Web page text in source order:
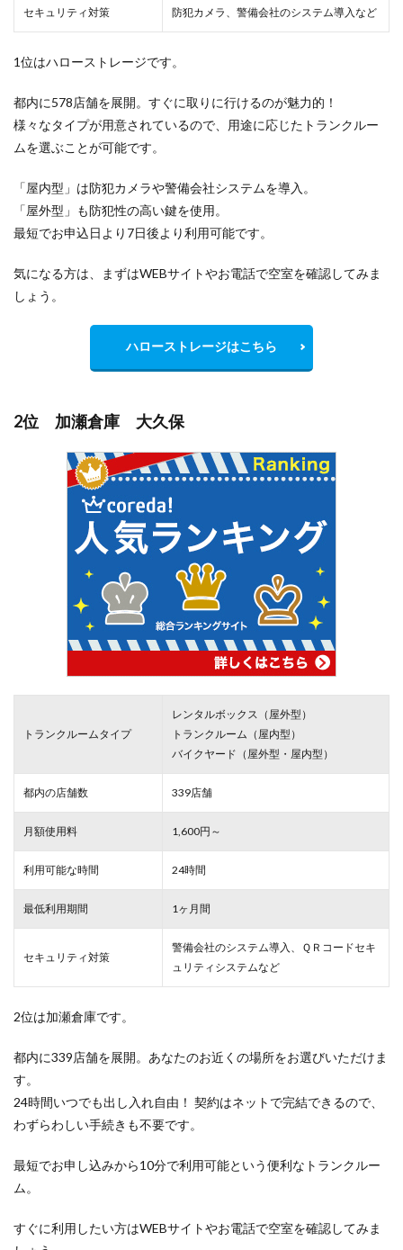
セキュリティ対策 防犯カメラ、警備会社のシステム導入など
1位はハローストレージです。
都内に578店舗を展開。すぐに取りに行けるのが魅力的！
様々なタイプが用意されているので、用途に応じたトランクルー
ムを選ぶことが可能です。
「屋内型」は防犯カメラや警備会社システムを導入。
「屋外型」も防犯性の高い鍵を使用。
最短でお申込日より7日後より利用可能です。
気になる方は、まずはWEBサイトやお電話で空室を確認してみま
しょう。
ハローストレージはこちら
2位 加瀬倉庫 大久保
トランクルームタイプ
レンタルボックス（屋外型）
トランクルーム（屋内型）
バイクヤード（屋外型・屋内型）
都内の店舗数 339店舗
月額使用料 1,600円～
利用可能な時間 24時間
最低利用期間 1ヶ月間
セキュリティ対策
警備会社のシステム導入、ＱＲコードセキ
ュリティシステムなど
2位は加瀬倉庫です。
都内に339店舗を展開。あなたのお近くの場所をお選びいただけま
す。
24時間いつでも出し入れ自由！ 契約はネットで完結できるので、
わずらわしい手続きも不要です。
最短でお申し込みから10分で利用可能という便利なトランクルー
ム。
すぐに利用したい方はWEBサイトやお電話で空室を確認してみま